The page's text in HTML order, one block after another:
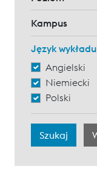
Kampus
Język wykładu
Angielski
Niemiecki
Polski